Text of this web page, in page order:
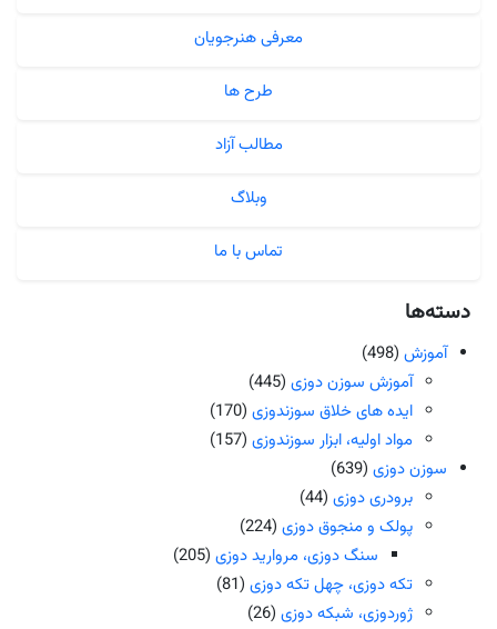
معرفی هنرجویان
طرح ها
مطالب آزاد
وبلاگ
تماس با ما
دسته‌ها
آموزش (498)
آموزش سوزن دوزی (445)
ایده های خلاق سوزندوزی (170)
مواد اولیه، ابزار سوزندوزی (157)
سوزن دوزی (639)
برودری دوزی (44)
پولک و منجوق دوزی (224)
سنگ دوزی، مروارید دوزی(205)
تکه دوزی، چهل تکه دوزی (81)
ژوردوزی، شبکه دوزی (26)